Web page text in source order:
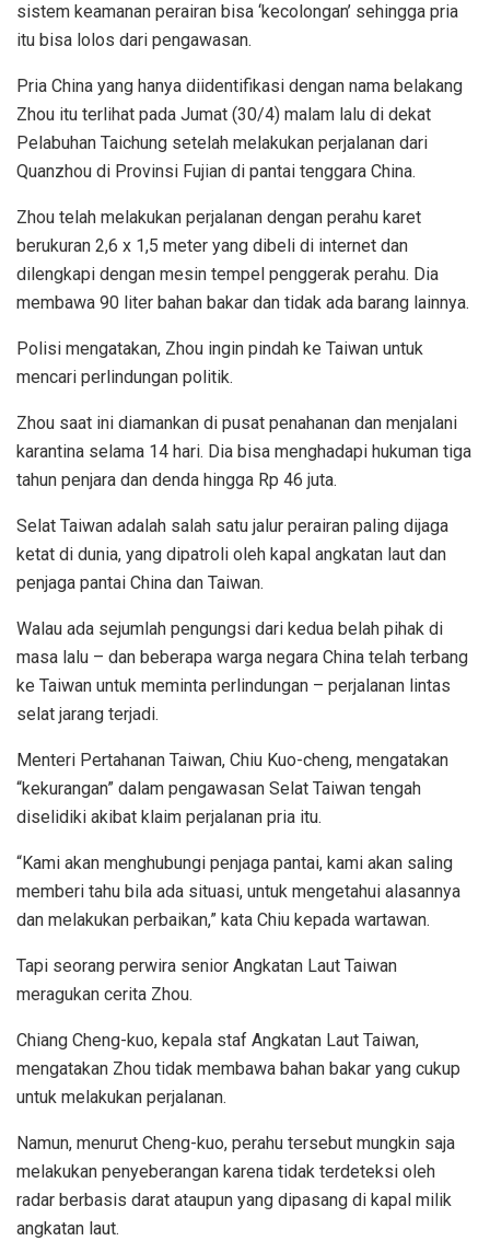
sistem keamanan perairan bisa ‘kecolongan’ sehingga pria
itu bisa lolos dari pengawasan.
Pria China yang hanya diidentifikasi dengan nama belakang
Zhou itu terlihat pada Jumat (30/4) malam lalu di dekat
Pelabuhan Taichung setelah melakukan perjalanan dari
Quanzhou di Provinsi Fujian di pantai tenggara China.
Zhou telah melakukan perjalanan dengan perahu karet
berukuran 2,6 x 1,5 meter yang dibeli di internet dan
dilengkapi dengan mesin tempel penggerak perahu. Dia
membawa 90 liter bahan bakar dan tidak ada barang lainnya.
Polisi mengatakan, Zhou ingin pindah ke Taiwan untuk
mencari perlindungan politik.
Zhou saat ini diamankan di pusat penahanan dan menjalani
karantina selama 14 hari. Dia bisa menghadapi hukuman tiga
tahun penjara dan denda hingga Rp 46 juta.
Selat Taiwan adalah salah satu jalur perairan paling dijaga
ketat di dunia, yang dipatroli oleh kapal angkatan laut dan
penjaga pantai China dan Taiwan.
Walau ada sejumlah pengungsi dari kedua belah pihak di
masa lalu – dan beberapa warga negara China telah terbang
ke Taiwan untuk meminta perlindungan – perjalanan lintas
selat jarang terjadi.
Menteri Pertahanan Taiwan, Chiu Kuo-cheng, mengatakan
“kekurangan” dalam pengawasan Selat Taiwan tengah
diselidiki akibat klaim perjalanan pria itu.
“Kami akan menghubungi penjaga pantai, kami akan saling
memberi tahu bila ada situasi, untuk mengetahui alasannya
dan melakukan perbaikan,” kata Chiu kepada wartawan.
Tapi seorang perwira senior Angkatan Laut Taiwan
meragukan cerita Zhou.
Chiang Cheng-kuo, kepala staf Angkatan Laut Taiwan,
mengatakan Zhou tidak membawa bahan bakar yang cukup
untuk melakukan perjalanan.
Namun, menurut Cheng-kuo, perahu tersebut mungkin saja
melakukan penyeberangan karena tidak terdeteksi oleh
radar berbasis darat ataupun yang dipasang di kapal milik
angkatan laut.